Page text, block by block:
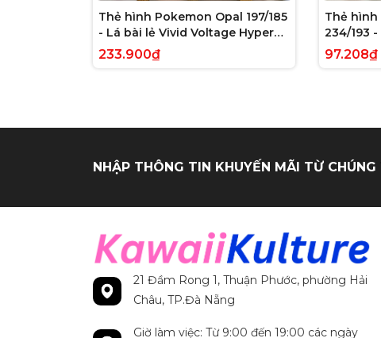
Thẻ hình Pokemon Opal 197/185
- Lá bài lẻ Vivid Voltage Hyper
Rare tiếng Anh chính hãng
233.900₫
Thẻ hình
234/193
Evolved
tiếng
97.208₫
NHẬP THÔNG TIN KHUYẾN MÃI TỪ CHÚNG
21 Đầm Rong 1, Thuận Phước, phường Hải
Châu, TP.Đà Nẵng
Giờ làm việc: Từ 9:00 đến 19:00 các ngày